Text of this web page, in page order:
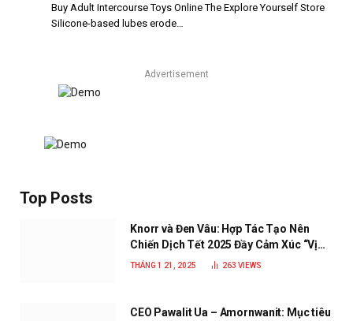
Buy Adult Intercourse Toys Online The Explore Yourself Store
Silicone-based lubes erode…
Advertisement
Top Posts
Knorr và Đen Vâu: Hợp Tác Tạo Nên
Chiến Dịch Tết 2025 Đầy Cảm Xúc “Vị
Nhà”
THÁNG 1 21, 2025 263 VIEWS
CEO Pawalit Ua – Amornwanit: Mục tiêu